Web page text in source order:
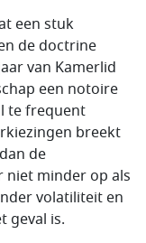
een stuk
de doctrine
van Kamerlid
een notoire
te frequent
breekt
de
minder op als
volatiliteit en
geval is.